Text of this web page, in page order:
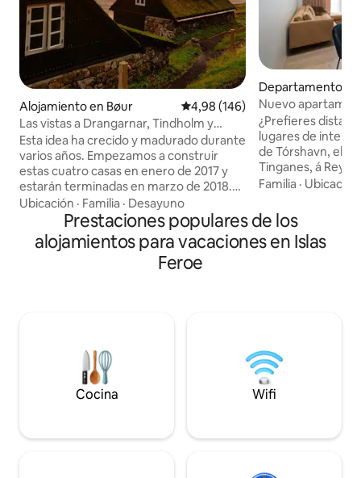
Alojamiento en Bøur Calificación promedio: 4,98 de
4,98 (146)
Las vistas a Drangarnar, Tindholm y
Mykines
Esta idea ha crecido y madurado durante
varios años. Empezamos a construir
estas cuatro casas en enero de 2017 y
estarán terminadas en marzo de 2018.
Las antiguas casas feroesas son
agradables al paisaje general de las islas
Feroe y, por lo tanto, nos dirigimos de
forma natural a este antiguo método de
construcción/edificación. Planta baja:
considerada una de las mejores de las
Islas Feroe. Nuestro objetivo es
proporcionar una experiencia de calidad
garantizada a nuestros huéspedes y
Anita y Tróndur :)
Ubicación · Familia · Desayuno
Departamento en
Nuevo
centro
¿Prefieres
lugares de
de Tórshavn, el
Tinganes, á
la terminal de
apartamento
nuevo y de estilo
comodidades modernas.
abajo. Ofrecemos aparcamiento privado
gratuito.
Familia · Ubicación
Prestaciones populares de los
alojamientos para vacaciones en Islas
Feroe
Cocina Wifi